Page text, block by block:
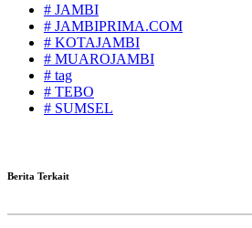
# JAMBI
# JAMBIPRIMA.COM
# KOTAJAMBI
# MUAROJAMBI
# tag
# TEBO
# SUMSEL
Berita Terkait